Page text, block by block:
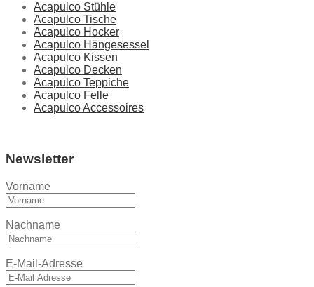
Acapulco Stühle
Acapulco Tische
Acapulco Hocker
Acapulco Hängesessel
Acapulco Kissen
Acapulco Decken
Acapulco Teppiche
Acapulco Felle
Acapulco Accessoires
Newsletter
Vorname
Nachname
E-Mail-Adresse